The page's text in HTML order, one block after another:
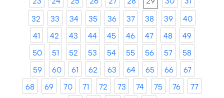
32
33 34 35 36 37 38 39
40
41
42 43 44 45 46 47 48
49
50
51 52 53 54 55 56 57
58
59
60 61 62 63 64 65 66
67
68
69 70 71 72 73 74 75 76
77